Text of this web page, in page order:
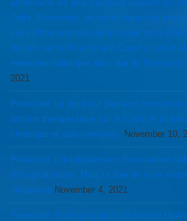
américains les plus vaccinés cassent les
Delta. Meanwhile, un cardiologue très pro-
vient d’être nommé commissaire de la FDA
déclaré sur l’efficacité anti-Covid et anti-
médecine holistique ainsi que de l’immunité
2021
Protected: Le point sur plusieurs immuno-modulateurs naturels et leur
actions thérapeutique sur le Covid et
chronique et auto-immunes.
November 10,
Protected: L’antidepresseur fluvoxamine
d’hospitalisation. Mais la Joie de vivre
iatrogènes November 4, 2021
Protected: Voilier propulsé via énergie